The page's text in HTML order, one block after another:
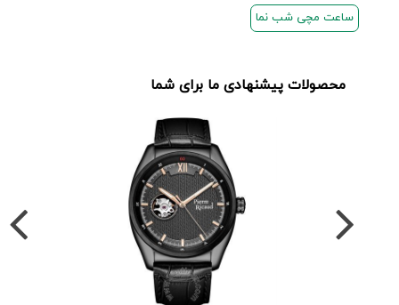
ساعت مچی شب نما
محصولات پیشنهادی ما برای شما